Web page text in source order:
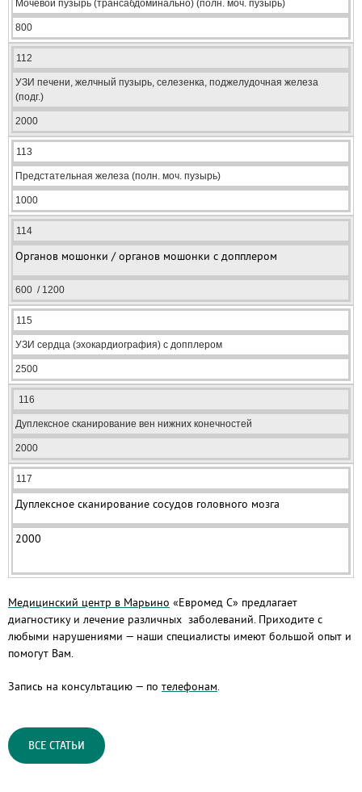
Мочевой пузырь (трансабдоминально) (полн. моч. пузырь)
800
112
УЗИ печени, желчный пузырь, селезенка, поджелудочная железа
(подг.)
2000
113
Предстательная железа (полн. моч. пузырь)
1000
114
Органов мошонки / органов мошонки с допплером
600 / 1200
115
УЗИ сердца (эхокардиография) с допплером
2500
116
Дуплексное сканирование вен нижних конечностей
2000
117
Дуплексное сканирование сосудов головного мозга
2000
Медицинский центр в Марьино «Евромед С» предлагает
диагностику и лечение различных заболеваний. Приходите с
любыми нарушениями — наши специалисты имеют большой опыт и
помогут Вам.
Запись на консультацию — по телефонам.
ВСЕ СТАТЬИ